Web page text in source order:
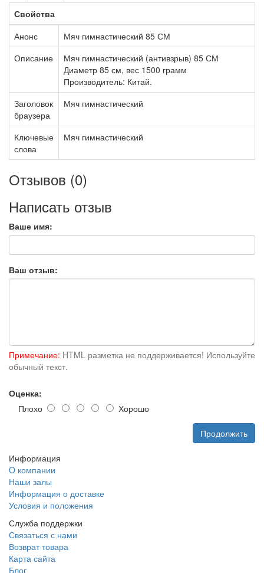
Свойства
Анонс
Мяч гимнастический 85 СМ
Описание
Мяч гимнастический (антивзрыв) 85 СМ
Диаметр 85 см, вес 1500 грамм
Производитель: Китай.
Заголовок
браузера
Мяч гимнастический
Ключевые
слова
Мяч гимнастический
Отзывов (0)
Написать отзыв
Ваше имя:
Ваш отзыв:
Примечание: HTML разметка не поддерживается! Используйте
обычный текст.
Оценка:
Плохо
Хорошо
Продолжить
Информация
O компании
Наши залы
Информация о доставке
Условия и положения
Служба поддержки
Связаться с нами
Возврат товара
Карта сайта
Блог